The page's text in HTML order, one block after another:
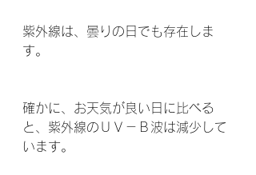
紫外線は、曇りの日でも存在しま
す。
確かに、お天気が良い日に比べる
と、紫外線のＵＶ－Ｂ波は減少して
います。